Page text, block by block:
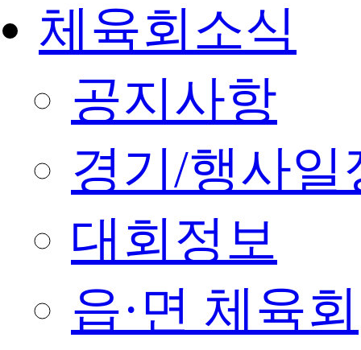
체육회소식
공지사항
경기/행사일
대회정보
읍·면 체육회